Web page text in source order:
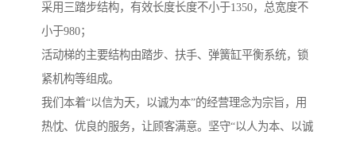
采用三踏步结构，有效长度长度不小于1350，总宽度不
小于980；
活动梯的主要结构由踏步、扶手、弹簧缸平衡系统，锁
紧机构等组成。
我们本着“以信为天，以诚为本”的经营理念为宗旨，用
热忱、优良的服务，让顾客满意。坚守“以人为本、以诚